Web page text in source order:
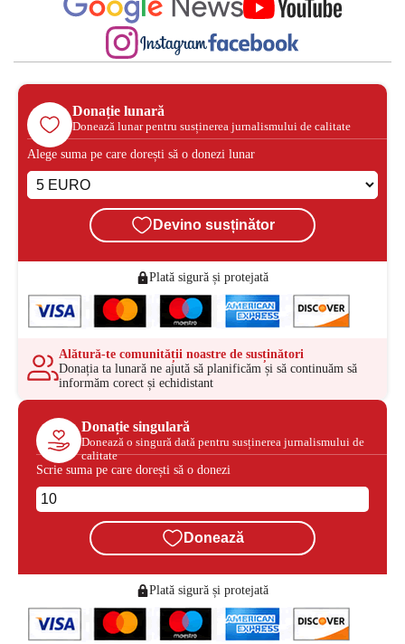
Donație lunară
Donează lunar pentru susținerea jurnalismului de calitate
Alege suma pe care dorești să o donezi lunar
Devino susținător
Plată sigură și protejată
Alătură-te comunității noastre de susținători
Donația ta lunară ne ajută să planificăm și să continuăm să
informăm corect și echidistant
Donație singulară
Donează o singură dată pentru susținerea jurnalismului de
calitate
Scrie suma pe care dorești să o donezi
Donează
Plată sigură și protejată